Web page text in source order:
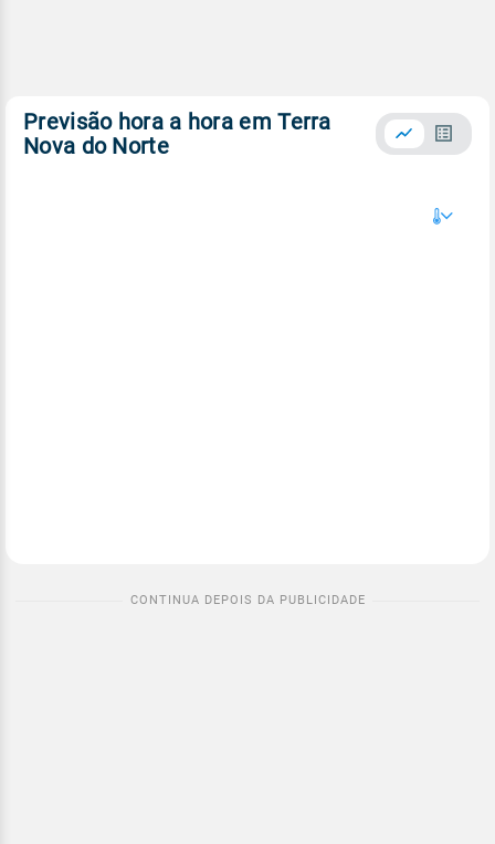
Previsão hora a hora em Terra
Nova do Norte